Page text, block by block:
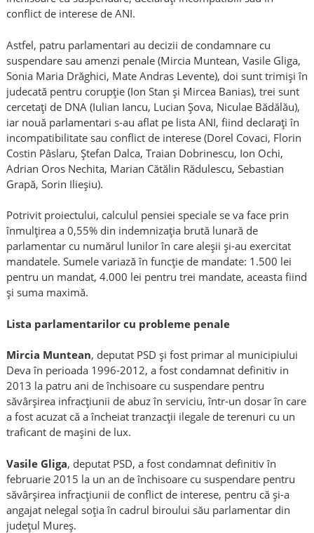
conflict de interese de ANI.
Astfel, patru parlamentari au decizii de condamnare cu
suspendare sau amenzi penale (Mircia Muntean, Vasile Gliga,
Sonia Maria Drăghici, Mate Andras Levente), doi sunt trimişi în
judecată pentru corupţie (Ion Stan şi Mircea Banias), trei sunt
cercetaţi de DNA (Iulian Iancu, Lucian Şova, Niculae Bădălău),
iar nouă parlamentari s-au aflat pe lista ANI, fiind declaraţi în
incompatibilitate sau conflict de interese (Dorel Covaci, Florin
Costin Pâslaru, Ştefan Dalca, Traian Dobrinescu, Ion Ochi,
Adrian Oros Nechita, Marian Cătălin Rădulescu, Sebastian
Grapă, Sorin Ilieşiu).
Potrivit proiectului, calculul pensiei speciale se va face prin
înmulţirea a 0,55% din indemnizaţia brută lunară de
parlamentar cu numărul lunilor în care aleşii şi-au exercitat
mandatele. Sumele variază în funcţie de mandate: 1.500 lei
pentru un mandat, 4.000 lei pentru trei mandate, aceasta fiind
şi suma maximă.
Lista parlamentarilor cu problemepenale
Mircia Muntean, deputat PSD şi fost primar al municipiului
Deva în perioada 1996-2012, a fost condamnat definitiv in
2013 la patru ani de închisoare cu suspendare pentru
săvârşirea infracţiunii de abuz în serviciu, într-un dosar în care
a fost acuzat că a încheiat tranzacţii ilegale de terenuri cu un
traficant de maşini de lux.
Vasile Gliga, deputat PSD, a fost condamnat definitiv în
februarie 2015 la un an de închisoare cu suspendare pentru
săvârşirea infracţiunii de conflict de interese, pentru că şi-a
angajat nelegal soţia în cadrul biroului său parlamentar din
judeţul Mureş.